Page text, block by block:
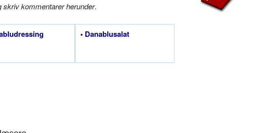
skriv kommentarer herunder.
• Danablusalat